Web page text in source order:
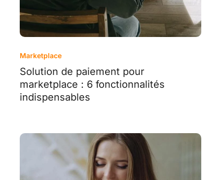
Solution de paiement pour
marketplace : 6 fonctionnalités
indispensables
Marketplace